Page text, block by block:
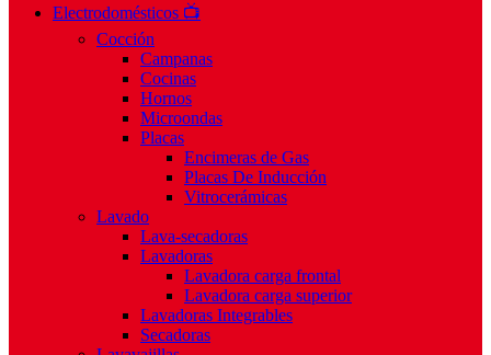
Electrodomésticos 📺
Cocción
Campanas
Cocinas
Hornos
Microondas
Placas
Encimeras de Gas
Placas De Inducción
Vitrocerámicas
Lavado
Lava-secadoras
Lavadoras
Lavadora carga frontal
Lavadora carga superior
Lavadoras Integrables
Secadoras